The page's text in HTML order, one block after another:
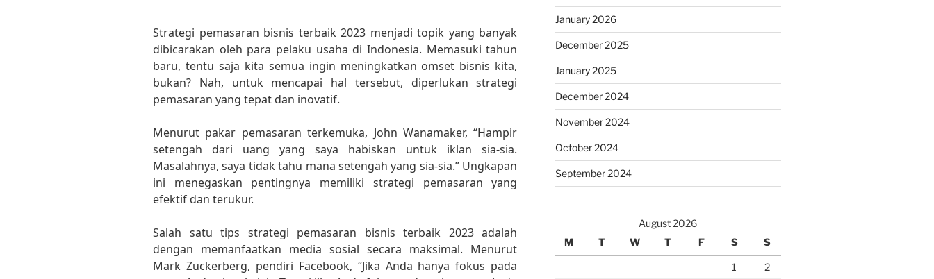
Strategi pemasaran bisnis terbaik 2023 menjadi topik yang banyak
dibicarakan oleh para pelaku usaha di Indonesia. Memasuki tahun
baru, tentu saja kita semua ingin meningkatkan omset bisnis kita,
bukan? Nah, untuk mencapai hal tersebut, diperlukan strategi
pemasaran yang tepat dan inovatif.
Menurut pakar pemasaran terkemuka, John Wanamaker, “Hampir
setengah dari uang yang saya habiskan untuk iklan sia-sia.
Masalahnya, saya tidak tahu mana setengah yang sia-sia.” Ungkapan
ini menegaskan pentingnya memiliki strategi pemasaran yang
efektif dan terukur.
Salah satu tips strategi pemasaran bisnis terbaik 2023 adalah
dengan memanfaatkan media sosial secara maksimal. Menurut
Mark Zuckerberg, pendiri Facebook, “Jika Anda hanya fokus pada
January 2026
December 2025
January 2025
December 2024
November 2024
October 2024
September 2024
August 2026
M
T W T F S S
1
2